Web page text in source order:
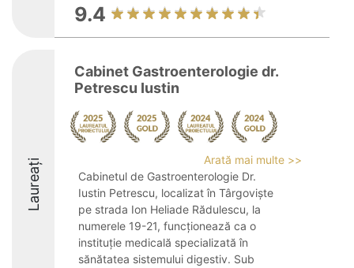
9.4
Laureați
Cabinet Gastroenterologie dr.
Petrescu Iustin
Arată mai multe >>
Cabinetul de Gastroenterologie Dr.
Iustin Petrescu, localizat în Târgoviște
pe strada Ion Heliade Rădulescu, la
numerele 19-21, funcționează ca o
instituție medicală specializată în
sănătatea sistemului digestiv. Sub